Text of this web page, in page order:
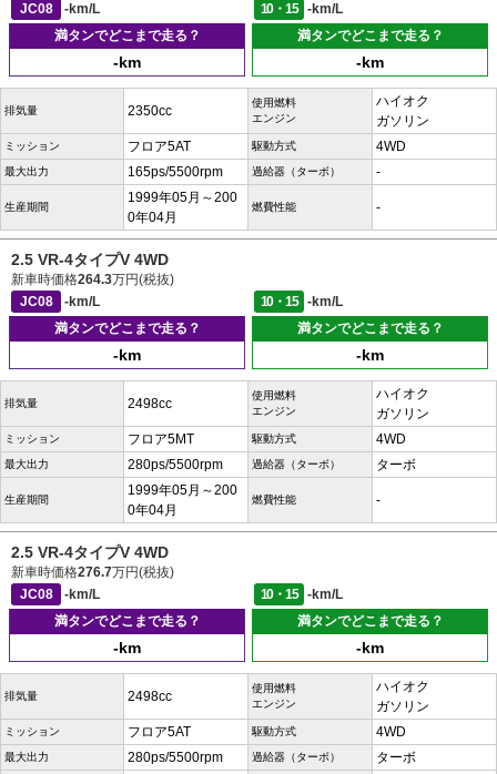
JC08
-km/L 10・15
-km/L
満タンでどこまで走る？
-km
満タンでどこまで走る？
-km
排気量 2350cc
使用燃料
エンジン
ハイオク
ガソリン
ミッション フロア5AT 駆動方式 4WD
最大出力 165ps/5500rpm 過給器（ターボ） -
生産期間
1999年05月～200
0年04月
燃費性能 -
2.5 VR-4タイプV 4WD
新車時価格264.3万円(税抜)
JC08
-km/L 10・15
-km/L
満タンでどこまで走る？
-km
満タンでどこまで走る？
-km
排気量 2498cc
使用燃料
エンジン
ハイオク
ガソリン
ミッション フロア5MT 駆動方式 4WD
最大出力 280ps/5500rpm 過給器（ターボ） ターボ
生産期間
1999年05月～200
0年04月
燃費性能 -
2.5 VR-4タイプV 4WD
新車時価格276.7万円(税抜)
JC08
-km/L 10・15
-km/L
満タンでどこまで走る？
-km
満タンでどこまで走る？
-km
排気量 2498cc
使用燃料
エンジン
ハイオク
ガソリン
ミッション フロア5AT 駆動方式 4WD
最大出力 280ps/5500rpm 過給器（ターボ） ターボ